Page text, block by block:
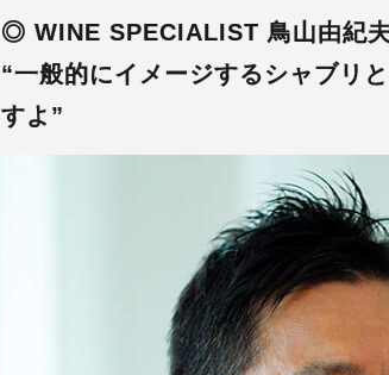
◎ WINE SPECIALIST 鳥山由紀
“一般的にイメージするシャブリ
すよ”